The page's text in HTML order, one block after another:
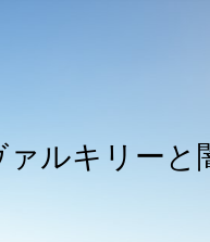
ルキリーと